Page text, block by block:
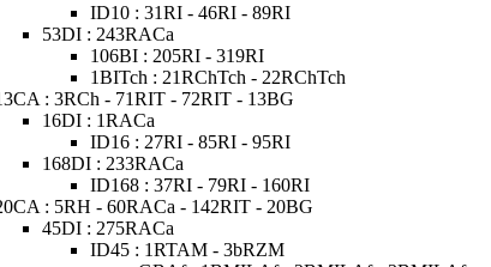
ID10 : 31RI - 46RI - 89RI
53DI : 243RACa
106BI : 205RI - 319RI
1BITch : 21RChTch - 22RChTch
: 3RCh - 71RIT - 72RIT - 13BG
16DI : 1RACa
ID16 : 27RI - 85RI - 95RI
168DI : 233RACa
ID168 : 37RI - 79RI - 160RI
: 5RH - 60RACa - 142RIT - 20BG
45DI : 275RACa
ID45 : 1RTAM - 3bRZM